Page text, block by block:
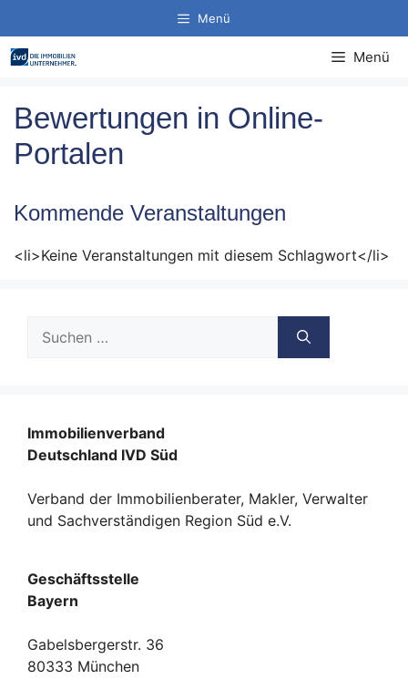
Inhalt
springen
Menü
Menü
Bewertungen in Online-
Portalen
Kommende Veranstaltungen
<li>Keine Veranstaltungen mit diesem Schlagwort</li>
nach:
Immobilienverband
Deutschland IVD Süd
Verband der Immobilienberater, Makler, Verwalter
und Sachverständigen Region Süd e.V.
Geschäftsstelle
Bayern
Gabelsbergerstr. 36
80333 München